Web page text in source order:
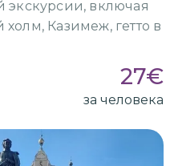
экскурсии, включая
Казимеж, гетто в
27€
за человека